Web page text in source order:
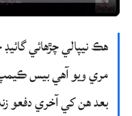
هڪ نيپالي چڙهائي
مري ويو آهي بيس ڪيمپ
بعد هن کي آخري دفعو